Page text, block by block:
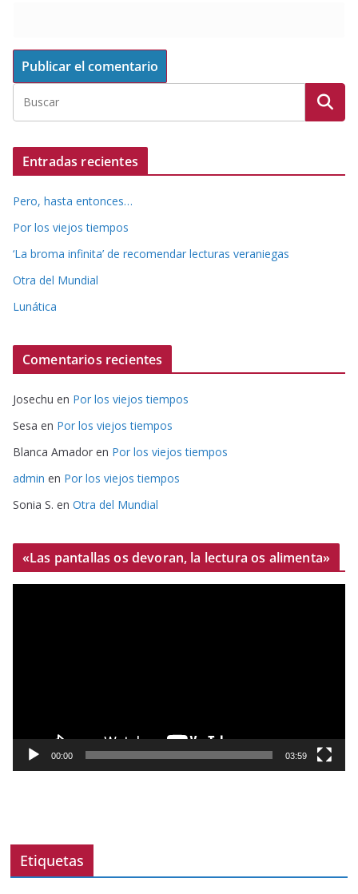
Entradas recientes
Pero, hasta entonces…
Por los viejos tiempos
‘La broma infinita’ de recomendar lecturas veraniegas
Otra del Mundial
Lunática
Comentarios recientes
Josechu en Por los viejos tiempos
Sesa en Por los viejos tiempos
Blanca Amador en Por los viejos tiempos
admin en Por los viejos tiempos
Sonia S. en Otra del Mundial
«Las pantallas os devoran, la lectura os alimenta»
o
í
00:00 03:59
Etiquetas